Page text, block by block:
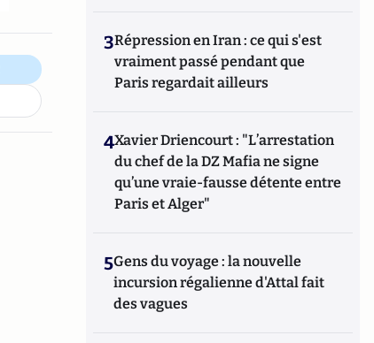
3Répression en Iran : ce qui s'est
vraiment passé pendant que
Paris regardait ailleurs
4Xavier Driencourt : "L’arrestation
du chef de la DZ Mafia ne signe
qu’une vraie-fausse détente entre
Paris et Alger"
5Gens du voyage : la nouvelle
incursion régalienne d'Attal fait
des vagues